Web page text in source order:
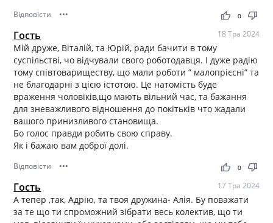
Відповісти ••• thumb_up thumb_down
0
Гость 18 Тра 2024
Мій друже, Віталій, та Юрій, ради бачити в тому
суспільстві, чо відчували свого роботодавця. І дуже радію
тому співтовариществу, що мали роботи ” малопрієсні” та
не благодарні з цією істотою. Це натомість буде
враження чоловіків,що мають вільний час, та бажання
для зневажливого відношення до покітьків что жадали
вашого принизливого становища.
Бо голос правди робить свою справу.
Як і бажаю вам доброї долі.
Відповісти ••• thumb_up thumb_down
0
Гость 17 Тра 2024
А тепер ,так, Адрію, та твоя дружина- Алія. Бу поважати
за те що ти спроможний зібрати весь колектив, що ти